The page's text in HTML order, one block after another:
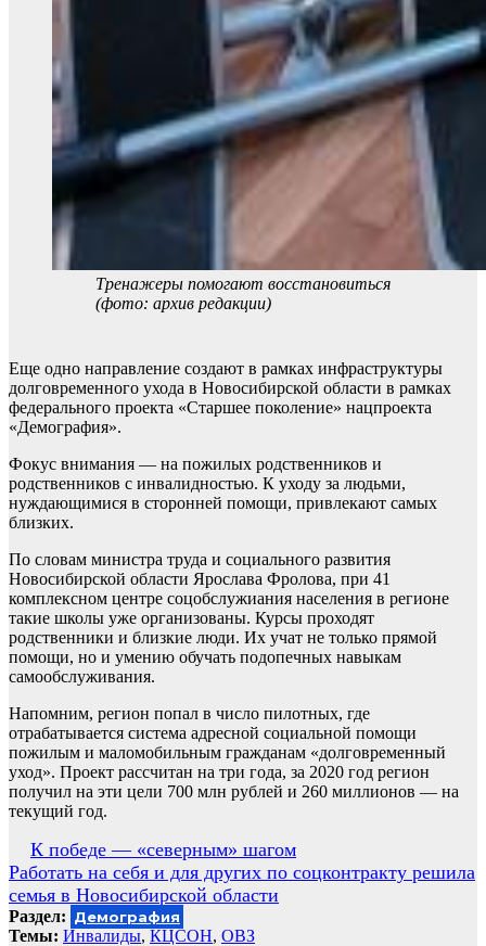
Тренажеры помогают восстановиться
(фото: архив редакции)
Еще одно направление создают в рамках инфраструктуры
долговременного ухода в Новосибирской области в рамках
федерального проекта «Старшее поколение» нацпроекта
«Демография».
Фокус внимания — на пожилых родственников и
родственников с инвалидностью. К уходу за людьми,
нуждающимися в сторонней помощи, привлекают самых
близких.
По словам министра труда и социального развития
Новосибирской области Ярослава Фролова, при 41
комплексном центре соцобслужиания населения в регионе
такие школы уже организованы. Курсы проходят
родственники и близкие люди. Их учат не только прямой
помощи, но и умению обучать подопечных навыкам
самообслуживания.
Напомним, регион попал в число пилотных, где
отрабатывается система адресной социальной помощи
пожилым и маломобильным гражданам «долговременный
уход». Проект рассчитан на три года, за 2020 год регион
получил на эти цели 700 млн рублей и 260 миллионов — на
текущий год.
Навигация
по
записям
К победе — «северным» шагом
Работать на себя и для других по соцконтракту решила
семья в Новосибирской области
Раздел: Демография
Темы: Инвалиды, КЦСОН, ОВЗ